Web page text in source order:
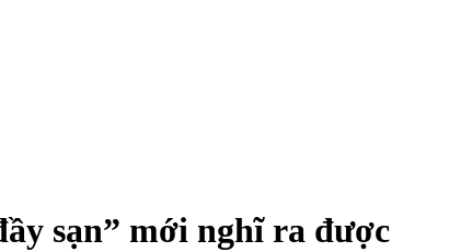
sạn” mới nghĩ ra được